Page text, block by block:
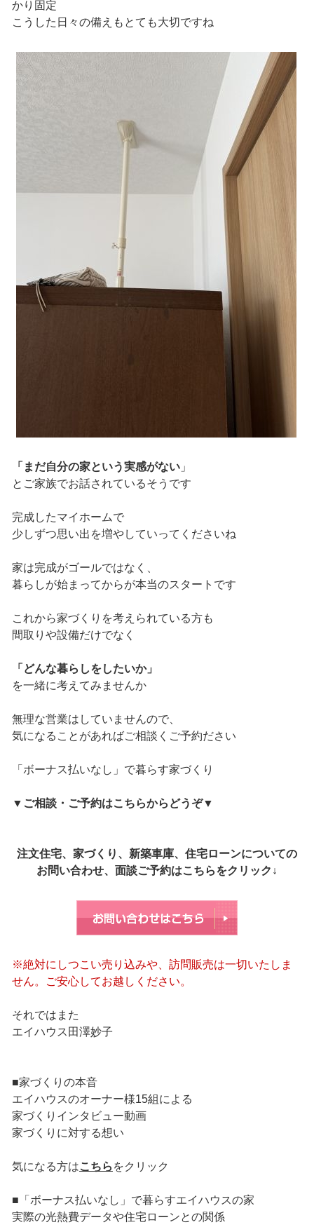
かり固定
こうした日々の備えもとても大切ですね
「まだ自分の家という実感がない」
とご家族でお話されているそうです
完成したマイホームで
少しずつ思い出を増やしていってくださいね
家は完成がゴールではなく、
暮らしが始まってからが本当のスタートです
これから家づくりを考えられている方も
間取りや設備だけでなく
「どんな暮らしをしたいか」
を一緒に考えてみませんか
無理な営業はしていませんので、
気になることがあればご相談くご予約ださい
「ボーナス払いなし」で暮らす家づくり
▼ ご相談・ご予約はこちらからどうぞ▼
注文住宅、家づくり、新築車庫、住宅ローンについての
お問い合わせ、面談ご予約はこちらをクリック↓
※絶対にしつこい売り込みや、訪問販売は一切いたしま
せん。ご安心してお越しください。
それではまた
エイハウス田澤妙子
■家づくりの本音
エイハウスのオーナー様15組による
家づくりインタビュー動画
家づくりに対する想い
気になる方はこちら をクリック
■「ボーナス払いなし」で暮らすエイハウスの家
実際の光熱費データや住宅ローンとの関係